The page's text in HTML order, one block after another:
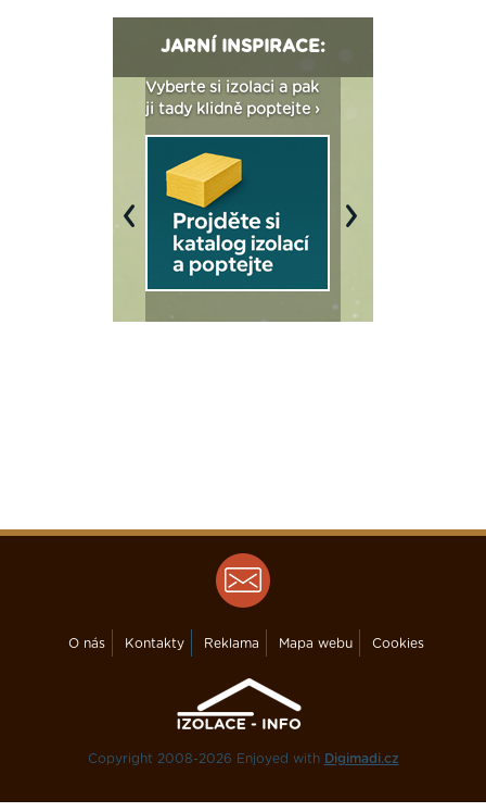
JARNÍ INSPIRACE:
Vyberte si izolaci a pak
ji tady klidně poptejte ›
Previous Next
O nás Kontakty Reklama Mapa webu Cookies
Copyright 2008-2026 Enjoyed with Digimadi.cz